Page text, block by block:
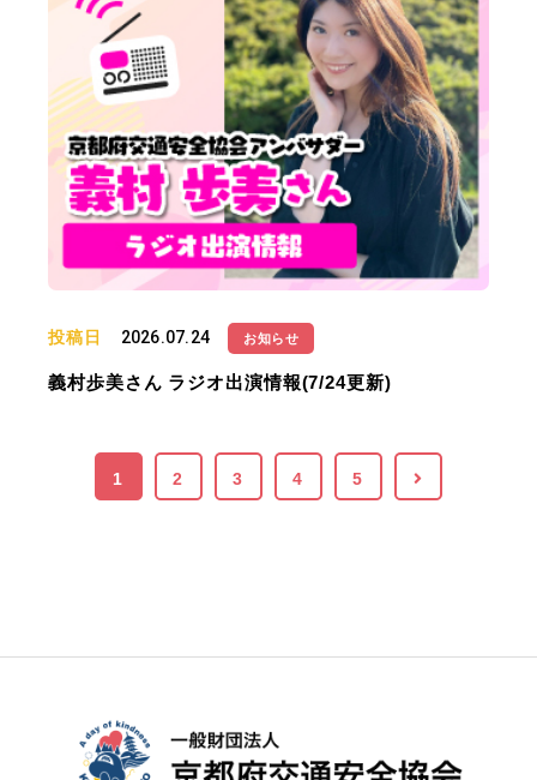
投稿日 2026.07.24 お知らせ
義村歩美さん ラジオ出演情報(7/24更新)
1 2 3 4 5